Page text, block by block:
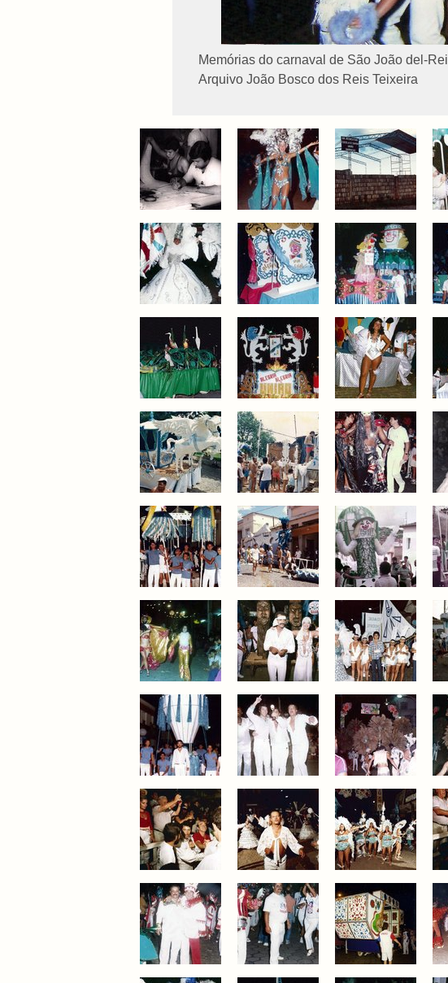
Memórias do carnaval de São João del-Rei
Arquivo João Bosco dos Reis Teixeira